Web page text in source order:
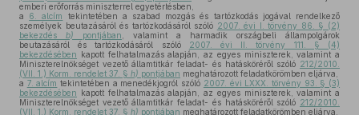
emberi erőforrás miniszterrel egyetértésben,
a 6. alcím
tekintetében a szabad mozgás és tartózkodás jogával rendelkező
személyek beutazásáról és tartózkodásáról szóló 2007. évi I. törvény 86. § (2)
bekezdés b) pontjában , valamint a harmadik országbeli állampolgárok
beutazásáról és tartózkodásáról szóló 2007. évi II. törvény 111. § (4)
bekezdésében kapott felhatalmazás alapján, az egyes miniszterek, valamint a
Miniszterelnökséget vezető államtitkár feladat- és hatásköréről szóló 212/2010.
(VII. 1.) Korm. rendelet 37. § h) pontjában meghatározott feladatkörömben eljárva,
a 7. alcím tekintetében a menedékjogról szóló 2007. évi LXXX. törvény 93. § (3)
bekezdésében kapott felhatalmazás alapján, az egyes miniszterek, valamint a
Miniszterelnökséget vezető államtitkár feladat- és hatásköréről szóló 212/2010.
(VII. 1.) Korm. rendelet 37. § h) pontjában meghatározott feladatkörömben eljárva,